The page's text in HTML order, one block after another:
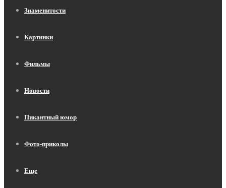
Знаменитости
Картинки
Фильмы
Новости
Пикантный юмор
Фото-приколы
Еще